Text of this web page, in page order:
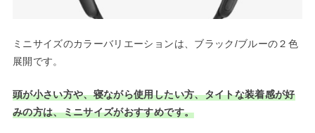
ミニサイズのカラーバリエーションは、ブラック/ブルーの２色
展開です。
頭が小さい方や、寝ながら使用したい方、タイトな装着感が好
みの方は、ミニサイズがおすすめです。